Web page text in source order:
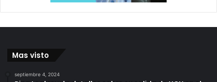
Mas visto
septiembre 4, 2024